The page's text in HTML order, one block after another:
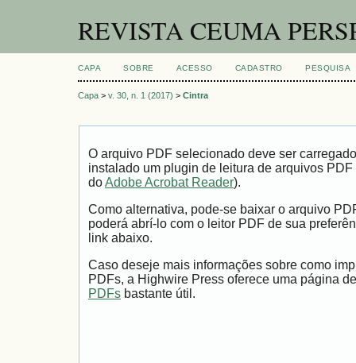
REVISTA CEUMA
CAPA SOBRE ACESSO CADASTRO PESQUISA
Capa > v. 30, n. 1 (2017) > Cintra
O arquivo PDF selecionado deve ser
instalado um plugin de leitura de arquivos
doAdobe Acrobat Reader).
Como alternativa, pode-se baixar o arquivo
poderá abrí-lo com o leitor PDF de sua
link abaixo.
Caso deseje mais informações sobre como
PDFs, a Highwire Press oferece uma página
PDFs bastante útil.